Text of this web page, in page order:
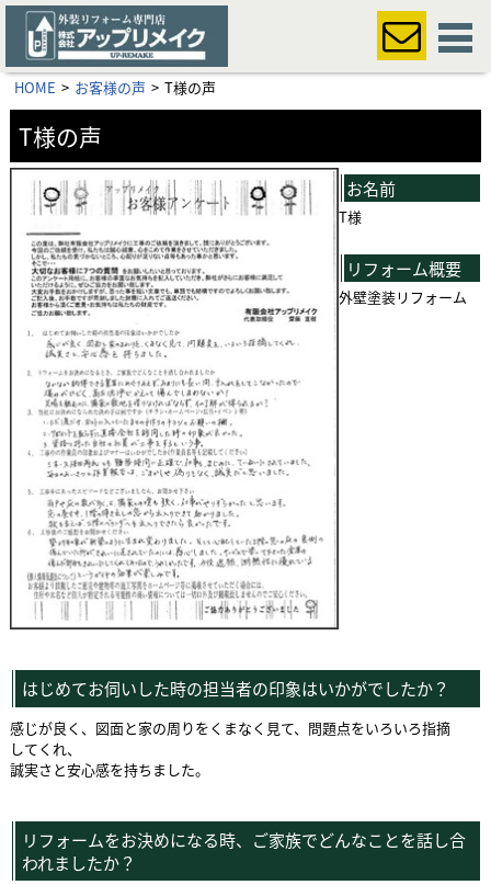
HOME お客様の声 T様の声
T様の声
お名前
T様
リフォーム概要
外壁塗装リフォーム
はじめてお伺いした時の担当者の印象はいかがでしたか？
感じが良く、図面と家の周りをくまなく見て、問題点をいろいろ指摘
してくれ、
誠実さと安心感を持ちました。
リフォームをお決めになる時、ご家族でどんなことを話し合
われましたか？